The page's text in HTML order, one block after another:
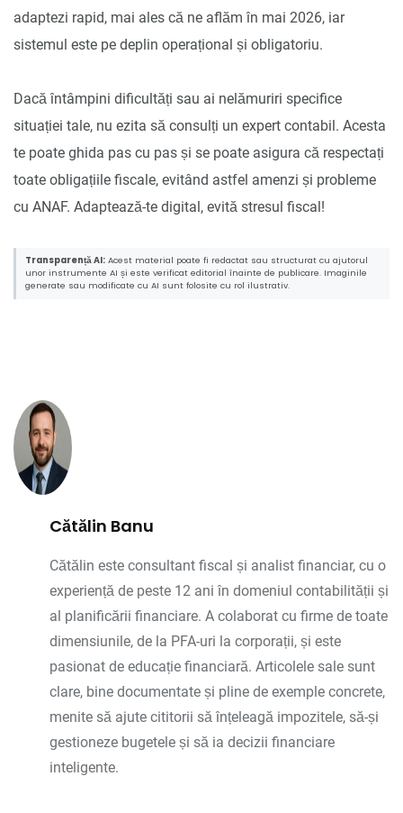
adaptezi rapid, mai ales că ne aflăm în mai 2026, iar
sistemul este pe deplin operațional și obligatoriu.
Dacă întâmpini dificultăți sau ai nelămuriri specifice
situației tale, nu ezita să consulți un expert contabil. Acesta
te poate ghida pas cu pas și se poate asigura că respectați
toate obligațiile fiscale, evitând astfel amenzi și probleme
cu ANAF. Adaptează-te digital, evită stresul fiscal!
Transparență AI: Acest material poate fi redactat sau structurat cu ajutorul
unor instrumente AI și este verificat editorial înainte de publicare. Imaginile
generate sau modificate cu AI sunt folosite cu rol ilustrativ.
Cătălin Banu
Cătălin este consultant fiscal și analist financiar, cu o
experiență de peste 12 ani în domeniul contabilității și
al planificării financiare. A colaborat cu firme de toate
dimensiunile, de la PFA-uri la corporații, și este
pasionat de educație financiară. Articolele sale sunt
clare, bine documentate și pline de exemple concrete,
menite să ajute cititorii să înțeleagă impozitele, să-și
gestioneze bugetele și să ia decizii financiare
inteligente.